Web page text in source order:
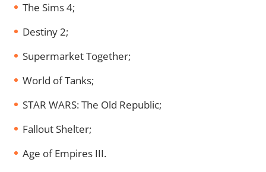
The Sims 4;
Destiny 2;
Supermarket Together;
World of Tanks;
STAR WARS: The Old Republic;
Fallout Shelter;
Age of Empires III.